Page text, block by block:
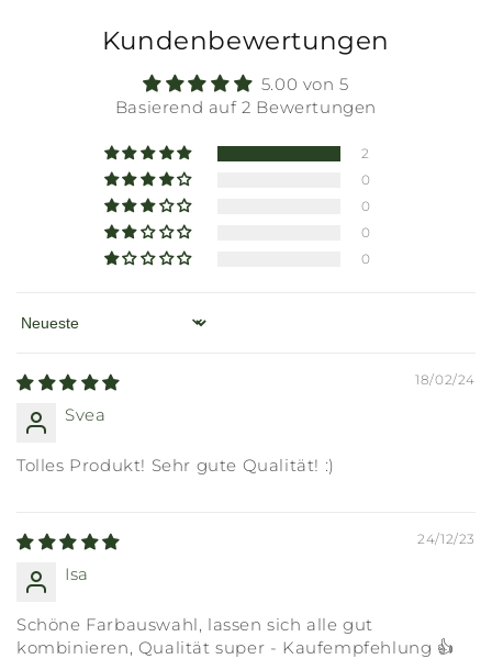
Kundenbewertungen
5.00 von 5
Basierend auf 2 Bewertungen
2
0
0
0
0
Sort by
18/02/24
Svea
Tolles Produkt! Sehr gute Qualität! :)
24/12/23
Isa
Schöne Farbauswahl, lassen sich alle gut
kombinieren, Qualität super - Kaufempfehlung 👍